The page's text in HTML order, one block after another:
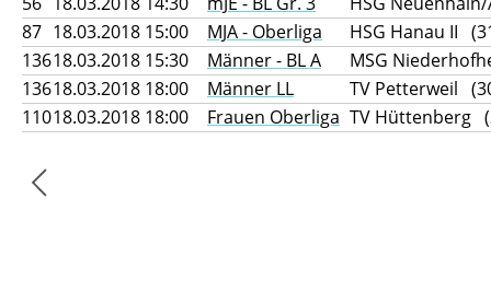
87 18.03.2018 15:00 MJA - Oberliga
HSG Hanau II
13618.03.2018 15:30 Männer - BL A
MSG
13618.03.2018 18:00 Männer LL
TV Petterweil
11018.03.2018 18:00 Frauen Oberliga TV Hüttenberg